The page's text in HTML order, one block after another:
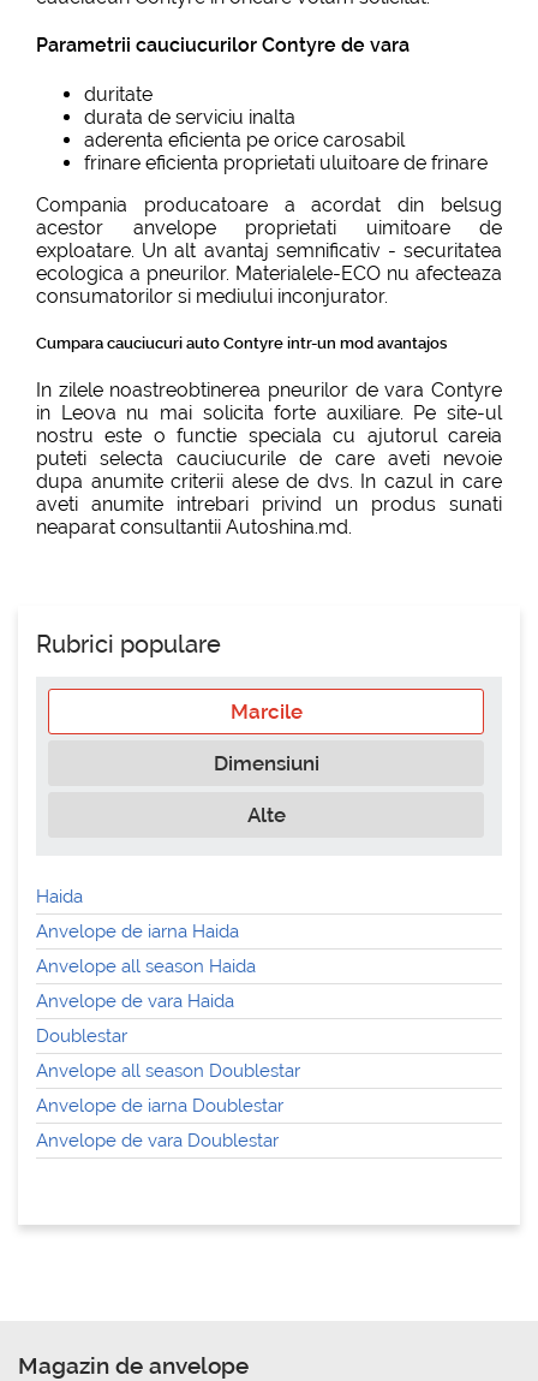
Parametrii cauciucurilor Contyre de vara
duritate
durata de serviciu inalta
aderenta eficienta pe orice carosabil
frinare eficienta proprietati uluitoare de frinare
Compania producatoare a acordat din belsug
acestor anvelope proprietati uimitoare de
exploatare. Un alt avantaj semnificativ - securitatea
ecologica a pneurilor. Materialele-ECO nu afecteaza
consumatorilor si mediului inconjurator.
Cumpara cauciucuri auto Contyre intr-un mod avantajos
In zilele noastreobtinerea pneurilor de vara Contyre
in Leova nu mai solicita forte auxiliare. Pe site-ul
nostru este o functie speciala cu ajutorul careia
puteti selecta cauciucurile de care aveti nevoie
dupa anumite criterii alese de dvs. In cazul in care
aveti anumite intrebari privind un produs sunati
neaparat consultantii Autoshina.md.
Rubrici populare
Marcile
Dimensiuni
Alte
Haida
Anvelope de iarna Haida
Anvelope all season Haida
Anvelope de vara Haida
Doublestar
Anvelope all season Doublestar
Anvelope de iarna Doublestar
Anvelope de vara Doublestar
Magazin de anvelope